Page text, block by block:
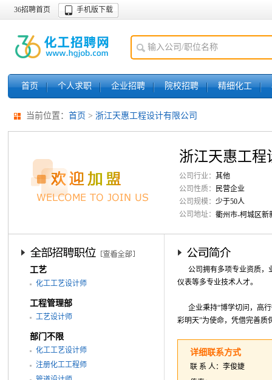
36招聘首页 手机版下载
首页 个人求职 企业招聘 院校招聘 精细化工
当前位置： 首页 > 浙江天惠工程设计有限公司
浙江天惠工程
公司行业： 其他
公司性质：
民营企业
公司规模： 少于50人
公司地址： 衢州市-柯城区新
工艺
化工工艺设计师
工程管理部
工艺设计师
部门不限
化工工艺设计师
注册化工工程师
公司拥有多项专业资质，
仪表等多专业技术人才。
企业秉持“博学切问，高行
彩明天”为使命，凭借完善质
详细联系方式
联 系 人： 李俊婕